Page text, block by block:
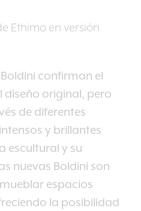
Ethimo en versión
confirman el
original, pero
de diferentes
y brillantes
escultural y su
nuevas Boldini son
espacios
la posibilidad